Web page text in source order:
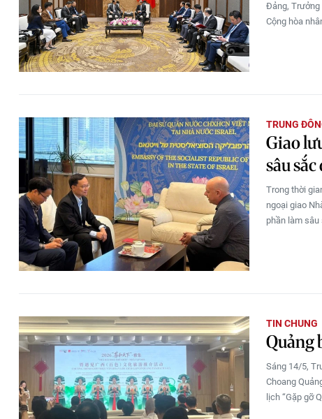
Đảng, Trưởng
Cộng hòa
TRUNG
Giao
sâu
Trong thời
ngoại giao
phần làm
TIN CHUNG
Quảng
Sáng 14/5,
Choang
lịch “Gặp gỡ